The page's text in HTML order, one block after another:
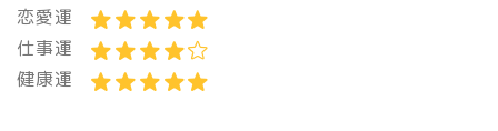
恋愛運
仕事運
健康運